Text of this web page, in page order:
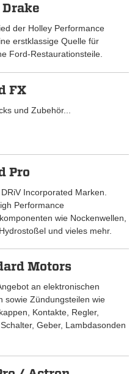
der Holley Performance
erstklassige Quelle für
Ford-Restaurationsteile.
FX
und Zubehör...
Pro
Incorporated Marken.
Performance
wie Nockenwellen,
und vieles mehr.
Motors
an elektronischen
sowie Zündungsteilen wie
Kontakte, Regler,
Geber, Lambdasonden